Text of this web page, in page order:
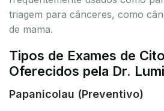
triagem para cânceres, como
de mama.
Tipos de Exames de
Oferecidos pela Dr.
Papanicolau (Preventivo)